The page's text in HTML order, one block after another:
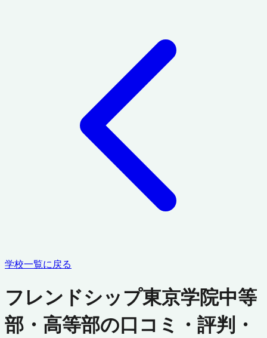
学校一覧に戻る
フレンドシップ東京学院中等
部・高等部の口コミ・評判・